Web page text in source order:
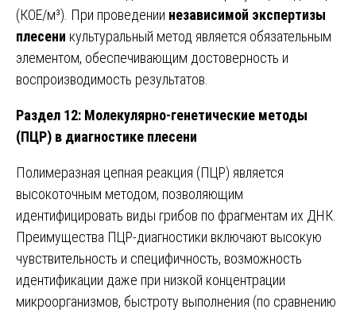
(КОЕ/м³). При проведении независимой экспертизы
плесени культуральный метод является обязательным
элементом, обеспечивающим достоверность и
воспроизводимость результатов.
Раздел 12: Молекулярно-генетические методы
(ПЦР) в диагностике плесени
Полимеразная цепная реакция (ПЦР) является
высокоточным методом, позволяющим
идентифицировать виды грибов по фрагментам их ДНК.
Преимущества ПЦР-диагностики включают высокую
чувствительность и специфичность, возможность
идентификации даже при низкой концентрации
микроорганизмов, быстроту выполнения (по сравнению